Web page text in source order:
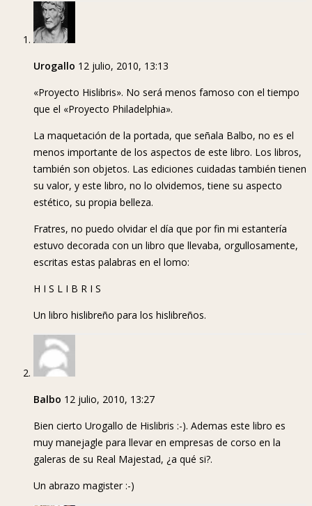
Urogallo 12 julio, 2010, 13:13
«Proyecto Hislibris». No será menos famoso con el tiempo
que el «Proyecto Philadelphia».
La maquetación de la portada, que señala Balbo, no es el
menos importante de los aspectos de este libro. Los libros,
también son objetos. Las ediciones cuidadas también tienen
su valor, y este libro, no lo olvidemos, tiene su aspecto
estético, su propia belleza.
Fratres, no puedo olvidar el día que por fin mi estantería
estuvo decorada con un libro que llevaba, orgullosamente,
escritas estas palabras en el lomo:
H I S L I B R I S
Un libro hislibreño para los hislibreños.
Balbo 12 julio, 2010, 13:27
Bien cierto Urogallo de Hislibris :-). Ademas este libro es
muy manejagle para llevar en empresas de corso en la
galeras de su Real Majestad, ¿a qué si?.
Un abrazo magister :-)